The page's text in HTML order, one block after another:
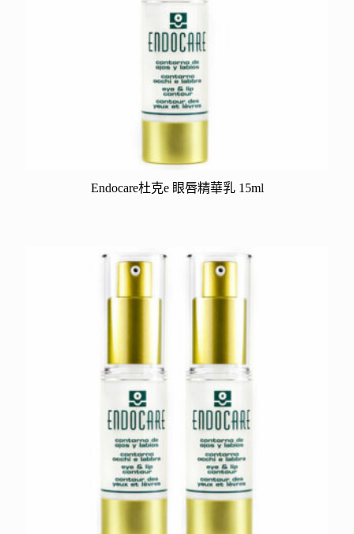
Endocare杜克e 眼唇精華乳 15ml